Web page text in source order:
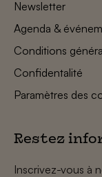
Newsletter
Agenda &
Conditions
Confidentalité
Paramètres des
Restez
Inscrivez-vous à